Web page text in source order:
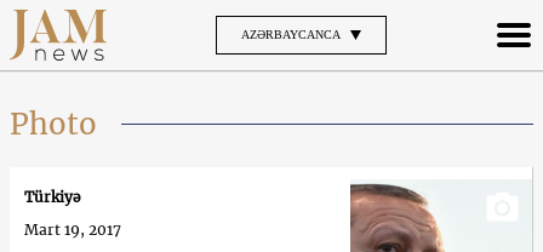
AZƏRBAYCANCA
Photo
Türkiyə
Mart 19, 2017